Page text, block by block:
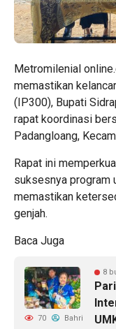
Metromilenial
memastikan
(IP300), Bupati
rapat koordinasi
Padangloang,
Rapat ini
suksesnya program
memastikan
genjah.
Baca Juga
8
70
Bahri